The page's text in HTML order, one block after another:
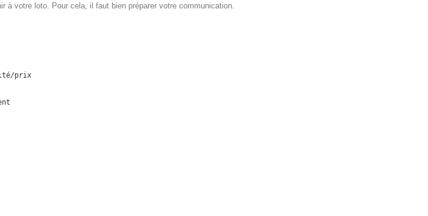
à votre loto. Pour cela, il faut bien préparer votre communication.
prix